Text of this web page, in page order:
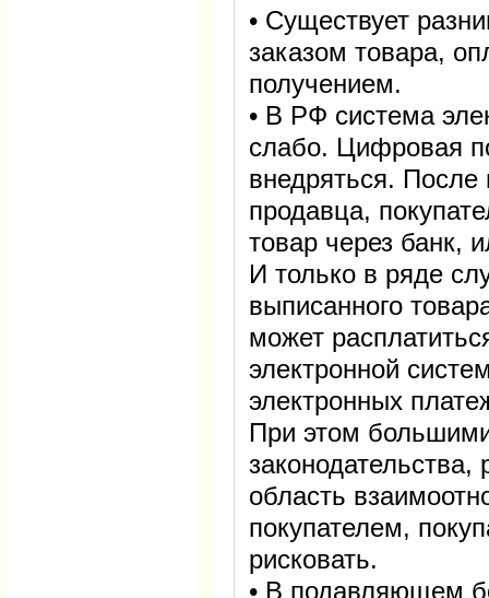
• Существует
заказом товара,
получением.
• В РФ система
слабо. Цифровая
внедряться. После
продавца,
товар через банк,
И только в ряде
выписанного
может
электронной
электронных
При этом
область
покупателем,
рисковать.
• В подавляющем